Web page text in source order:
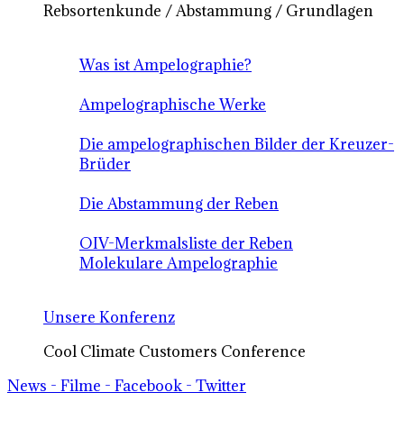
Rebsortenkunde / Abstammung / Grundlagen
Was ist Ampelographie?
Ampelographische Werke
Die ampelographischen Bilder der Kreuzer-
Brüder
Die Abstammung der Reben
OIV-Merkmalsliste der Reben
Molekulare Ampelographie
Unsere Konferenz
Cool Climate Customers Conference
News - Filme - Facebook - Twitter